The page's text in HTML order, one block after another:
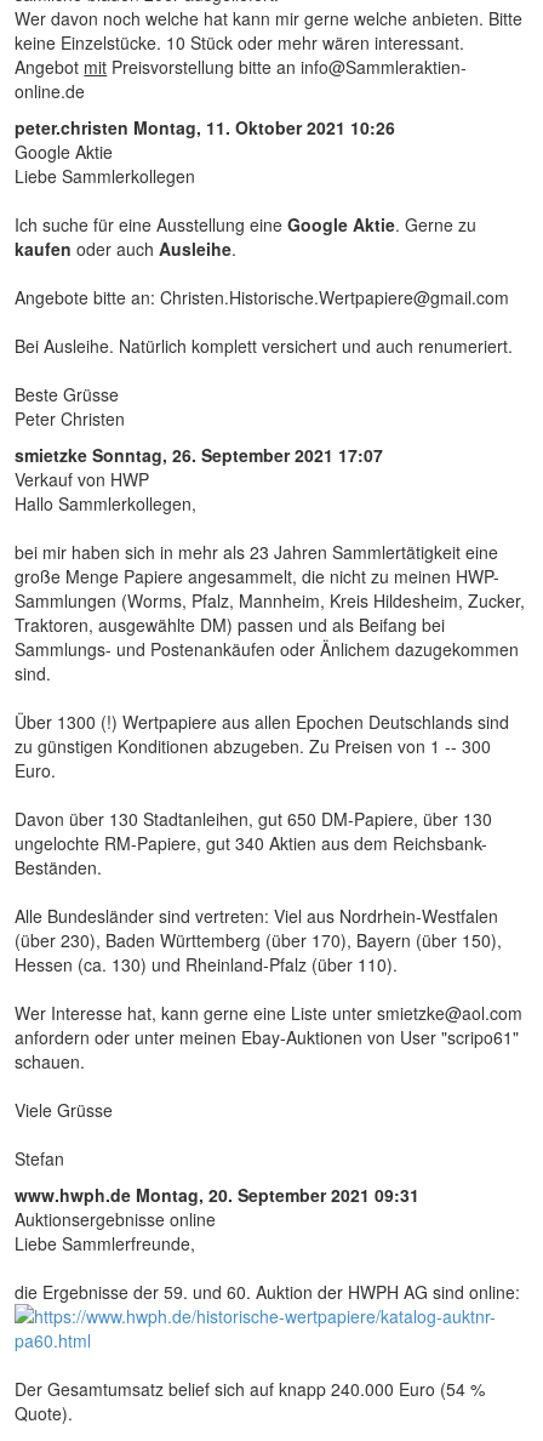
Wer davon noch welche hat kann mir gerne welche anbieten. Bitte
keine Einzelstücke. 10 Stück oder mehr wären interessant.
Angebot mit Preisvorstellung bitte an info@Sammleraktien-
online.de
peter.christen Montag, 11. Oktober 2021 10:26
Google Aktie
Liebe Sammlerkollegen
Ich suche für eine Ausstellung eineGoogle Aktie. Gerne zu
kaufen oder auchAusleihe.
Angebote bitte an: Christen.Historische.Wertpapiere@gmail.com
Bei Ausleihe. Natürlich komplett versichert und auch renumeriert.
Beste Grüsse
Peter Christen
smietzkeSonntag, 26. September 2021 17:07
Verkauf von HWP
Hallo Sammlerkollegen,
bei mir haben sich in mehr als 23 Jahren Sammlertätigkeit eine
große Menge Papiere angesammelt, die nicht zu meinen HWP-
Sammlungen (Worms, Pfalz, Mannheim, Kreis Hildesheim, Zucker,
Traktoren, ausgewählte DM) passen und als Beifang bei
Sammlungs- und Postenankäufen oder Änlichem dazugekommen
sind.
Über 1300 (!) Wertpapiere aus allen Epochen Deutschlands sind
zu günstigen Konditionen abzugeben. Zu Preisen von 1 -- 300
Euro.
Davon über 130 Stadtanleihen, gut 650 DM-Papiere, über 130
ungelochte RM-Papiere, gut 340 Aktien aus dem Reichsbank-
Beständen.
Alle Bundesländer sind vertreten: Viel aus Nordrhein-Westfalen
(über 230), Baden Württemberg (über 170), Bayern (über 150),
Hessen (ca. 130) und Rheinland-Pfalz (über 110).
Wer Interesse hat, kann gerne eine Liste unter smietzke@aol.com
anfordern oder unter meinen Ebay-Auktionen von User "scripo61"
schauen.
Viele Grüsse
Stefan
www.hwph.de Montag, 20. September 2021 09:31
Auktionsergebnisse online
Liebe Sammlerfreunde,
die Ergebnisse der 59. und 60. Auktion der HWPH AG sind online:
Der Gesamtumsatz belief sich auf knapp 240.000 Euro (54 %
Quote).